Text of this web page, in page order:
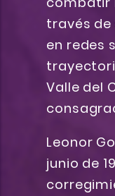
través de
en redes
Valle del
Leonor
junio de